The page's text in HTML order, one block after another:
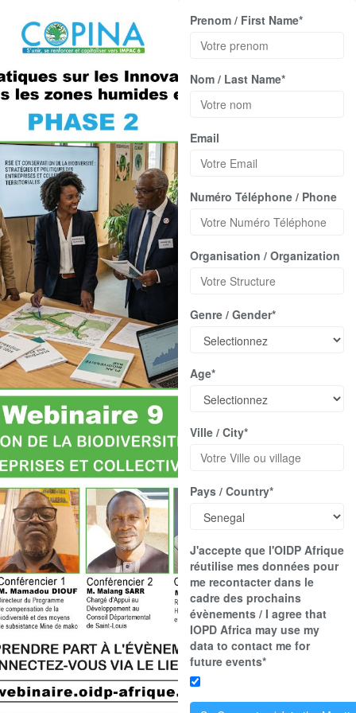
Prenom / First Name*
Nom / Last Name*
Email
Numéro Téléphone / Phone
Organisation / Organization
Genre / Gender*
Age*
Ville / City*
Pays / Country*
J'accepte que l'OIDP Afrique
réutilise mes données pour
me recontacter dans le
cadre des prochains
évènements / I agree that
IOPD Africa may use my
data to contact me for
future events*